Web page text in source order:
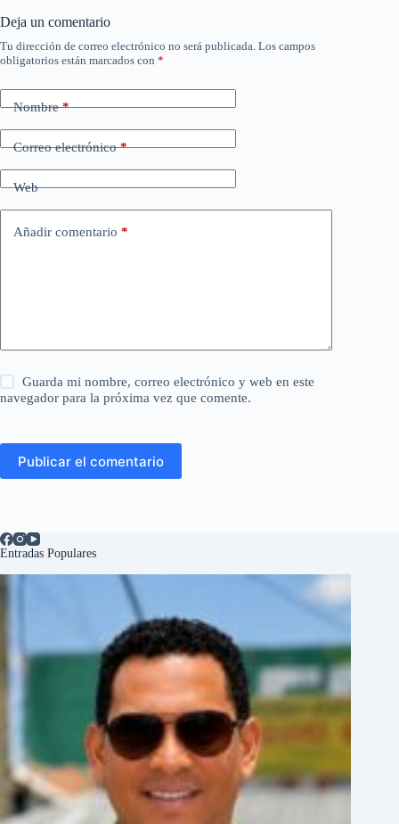
Deja un comentario
Tu dirección de correo electrónico no será publicada. Los campos
obligatorios están marcados con *
Nombre*
Correo electrónico*
Web
Añadir comentario *
Guarda mi nombre, correo electrónico y web en este
navegador para la próxima vez que comente.
Publicar el comentario
Entradas Populares